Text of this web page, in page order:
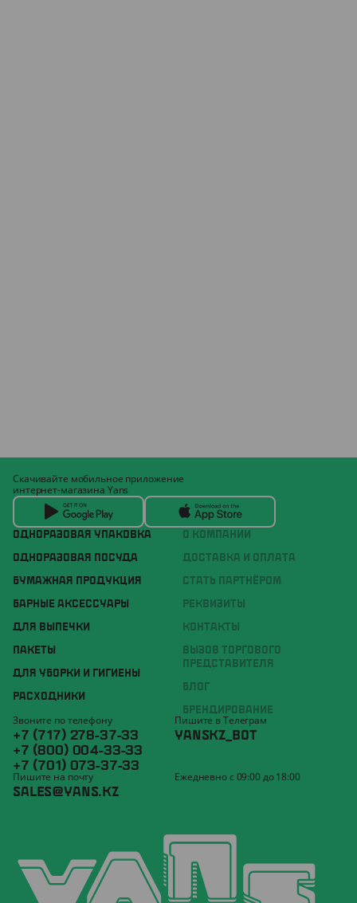
ОДНОРАЗОВАЯ УПАКОВКА
ОДНОРАЗОВАЯ ПОСУДА
БУМАЖНАЯ ПРОДУКЦИЯ
БАРНЫЕ АКСЕССУАРЫ
ДЛЯ ВЫПЕЧКИ
ПАКЕТЫ
ДЛЯ УБОРКИ И ГИГИЕНЫ
РАСХОДНИКИ
О КОМПАНИИ
ДОСТАВКА И ОПЛАТА
СТАТЬ ПАРТНЁРОМ
РЕКВИЗИТЫ
КОНТАКТЫ
ВЫЗОВ ТОРГОВОГО
ПРЕДСТАВИТЕЛЯ
БЛОГ
БРЕНДИРОВАНИЕ
Скачивайте мобильное приложение
интернет-магазина Yans
Звоните по телефону
+7 (717) 278-37-33
+7 (800) 004-33-33
+7 (701) 073-37-33
Пишите в Телеграм
YANSKZ_BOT
Пишите на почту
SALES@YANS.KZ
Ежедневно с 09:00 до 18:00